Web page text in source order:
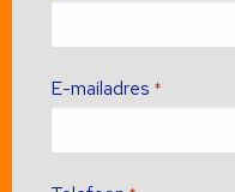
E-mailadres *